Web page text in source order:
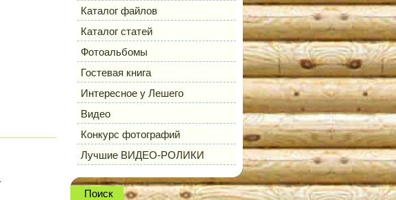
Каталог файлов
Каталог статей
Фотоальбомы
Гостевая книга
Интересное у Лешего
Видео
Конкурс фотографий
Лучшие ВИДЕО-РОЛИКИ
Поиск